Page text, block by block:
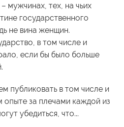
мужчинах, тех, на чьих
государственного
не вина женщин.
в том числе и
если бы было больше
публиковать в том числе и
за плечами каждой из
убедиться, что...